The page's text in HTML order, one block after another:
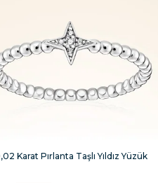
Karat Pırlanta Taşlı Yıldız Yüzük